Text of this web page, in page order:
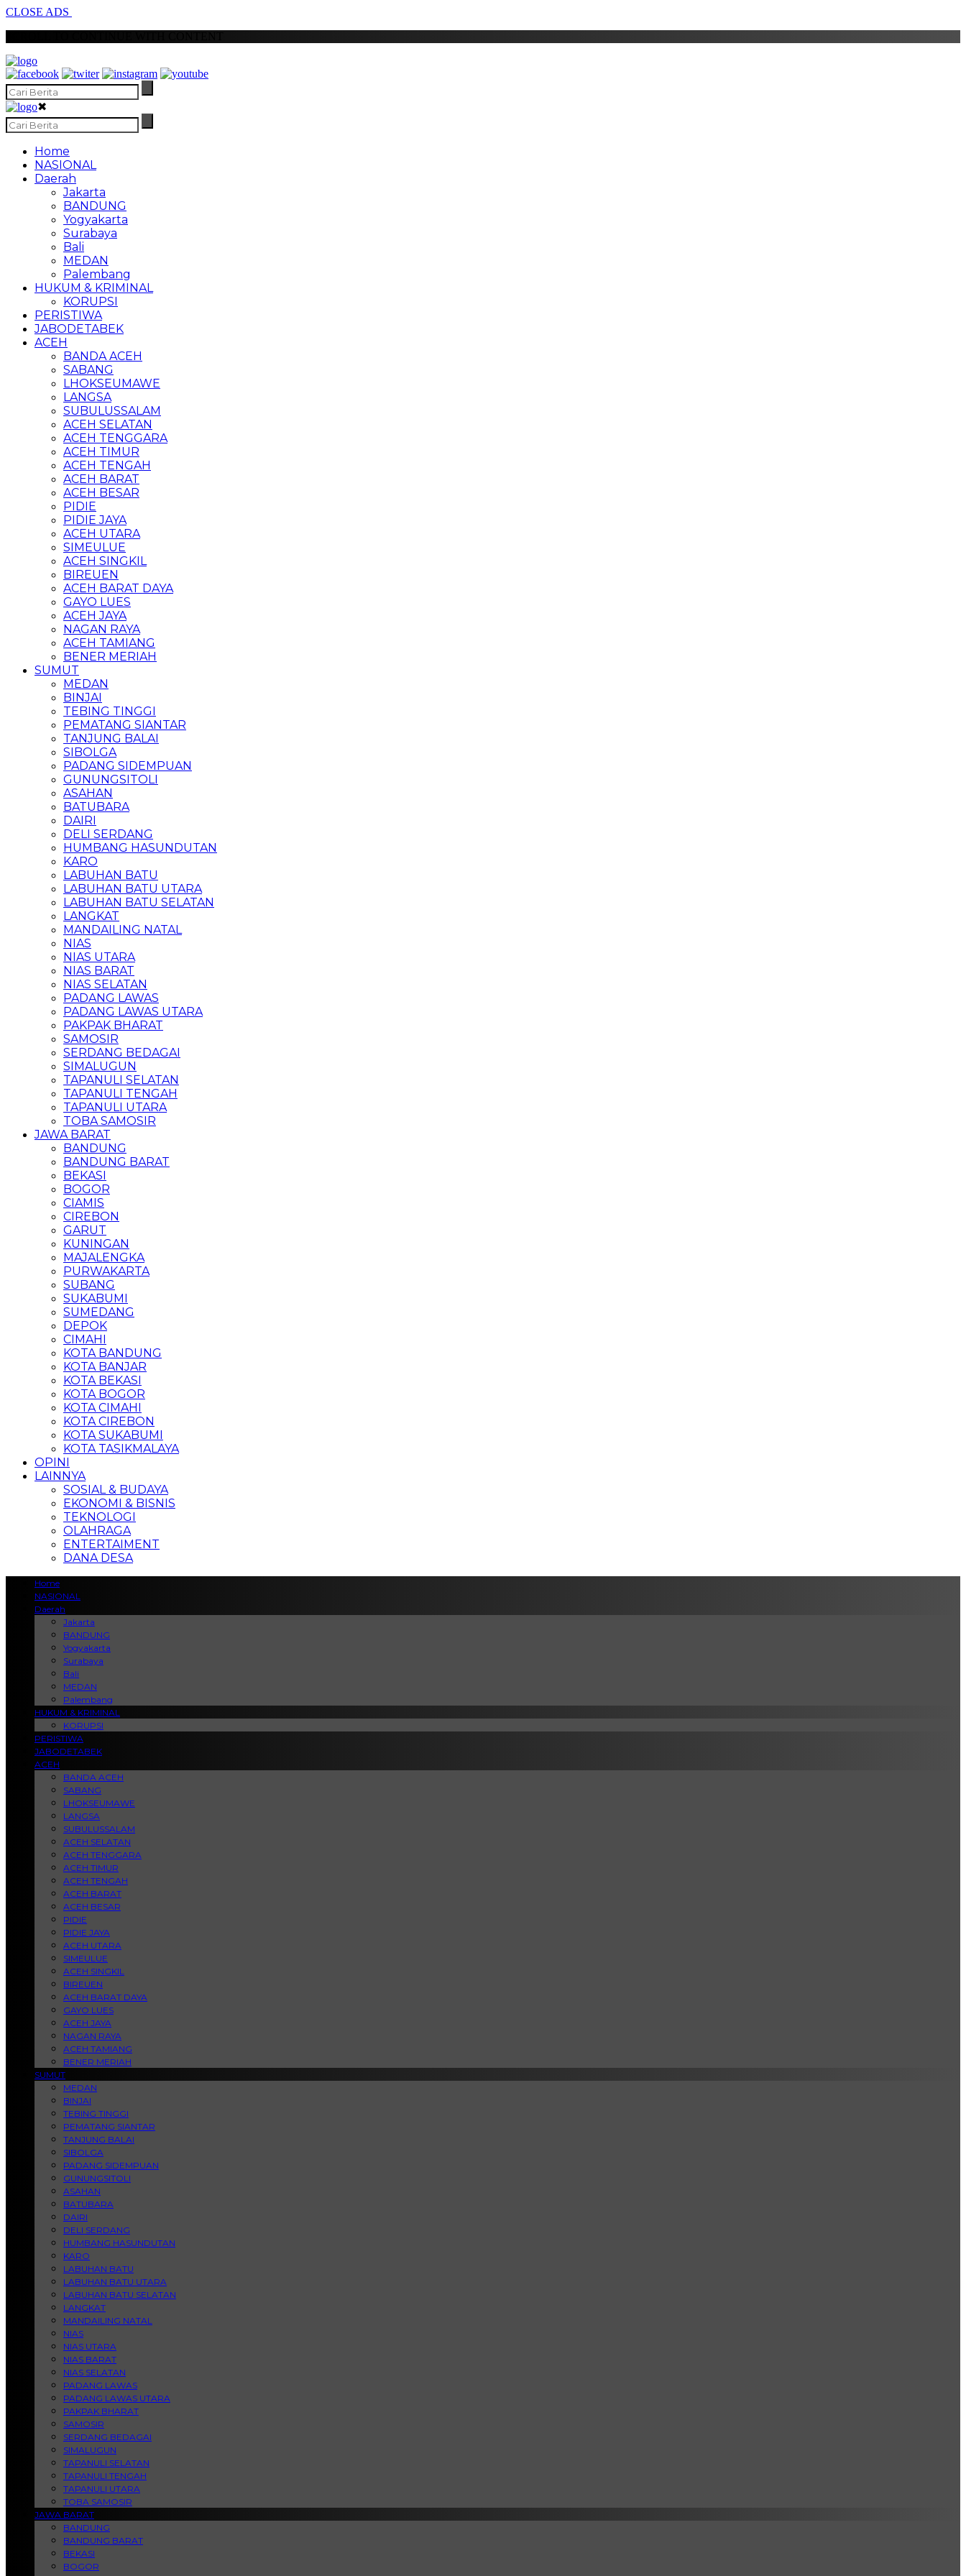
CLOSE ADS
✖
Home
NASIONAL
Daerah
Jakarta
BANDUNG
Yogyakarta
Surabaya
Bali
MEDAN
Palembang
HUKUM & KRIMINAL
KORUPSI
PERISTIWA
JABODETABEK
ACEH
BANDA ACEH
SABANG
LHOKSEUMAWE
LANGSA
SUBULUSSALAM
ACEH SELATAN
ACEH TENGGARA
ACEH TIMUR
ACEH TENGAH
ACEH BARAT
ACEH BESAR
PIDIE
PIDIE JAYA
ACEH UTARA
SIMEULUE
ACEH SINGKIL
BIREUEN
ACEH BARAT DAYA
GAYO LUES
ACEH JAYA
NAGAN RAYA
ACEH TAMIANG
BENER MERIAH
SUMUT
MEDAN
BINJAI
TEBING TINGGI
PEMATANG SIANTAR
TANJUNG BALAI
SIBOLGA
PADANG SIDEMPUAN
GUNUNGSITOLI
ASAHAN
BATUBARA
DAIRI
DELI SERDANG
HUMBANG HASUNDUTAN
KARO
LABUHAN BATU
LABUHAN BATU UTARA
LABUHAN BATU SELATAN
LANGKAT
MANDAILING NATAL
NIAS
NIAS UTARA
NIAS BARAT
NIAS SELATAN
PADANG LAWAS
PADANG LAWAS UTARA
PAKPAK BHARAT
SAMOSIR
SERDANG BEDAGAI
SIMALUGUN
TAPANULI SELATAN
TAPANULI TENGAH
TAPANULI UTARA
TOBA SAMOSIR
JAWA BARAT
BANDUNG
BANDUNG BARAT
BEKASI
BOGOR
CIAMIS
CIREBON
GARUT
KUNINGAN
MAJALENGKA
PURWAKARTA
SUBANG
SUKABUMI
SUMEDANG
DEPOK
CIMAHI
KOTA BANDUNG
KOTA BANJAR
KOTA BEKASI
KOTA BOGOR
KOTA CIMAHI
KOTA CIREBON
KOTA SUKABUMI
KOTA TASIKMALAYA
OPINI
LAINNYA
SOSIAL & BUDAYA
EKONOMI & BISNIS
TEKNOLOGI
OLAHRAGA
ENTERTAIMENT
DANA DESA
Home
NASIONAL
Daerah
Jakarta
BANDUNG
Yogyakarta
Surabaya
Bali
MEDAN
Palembang
HUKUM & KRIMINAL
KORUPSI
PERISTIWA
JABODETABEK
ACEH
BANDA ACEH
SABANG
LHOKSEUMAWE
LANGSA
SUBULUSSALAM
ACEH SELATAN
ACEH TENGGARA
ACEH TIMUR
ACEH TENGAH
ACEH BARAT
ACEH BESAR
PIDIE
PIDIE JAYA
ACEH UTARA
SIMEULUE
ACEH SINGKIL
BIREUEN
ACEH BARAT DAYA
GAYO LUES
ACEH JAYA
NAGAN RAYA
ACEH TAMIANG
BENER MERIAH
SUMUT
MEDAN
BINJAI
TEBING TINGGI
PEMATANG SIANTAR
TANJUNG BALAI
SIBOLGA
PADANG SIDEMPUAN
GUNUNGSITOLI
ASAHAN
BATUBARA
DAIRI
DELI SERDANG
HUMBANG HASUNDUTAN
KARO
LABUHAN BATU
LABUHAN BATU UTARA
LABUHAN BATU SELATAN
LANGKAT
MANDAILING NATAL
NIAS
NIAS UTARA
NIAS BARAT
NIAS SELATAN
PADANG LAWAS
PADANG LAWAS UTARA
PAKPAK BHARAT
SAMOSIR
SERDANG BEDAGAI
SIMALUGUN
TAPANULI SELATAN
TAPANULI TENGAH
TAPANULI UTARA
TOBA SAMOSIR
JAWA BARAT
BANDUNG
BANDUNG BARAT
BEKASI
BOGOR